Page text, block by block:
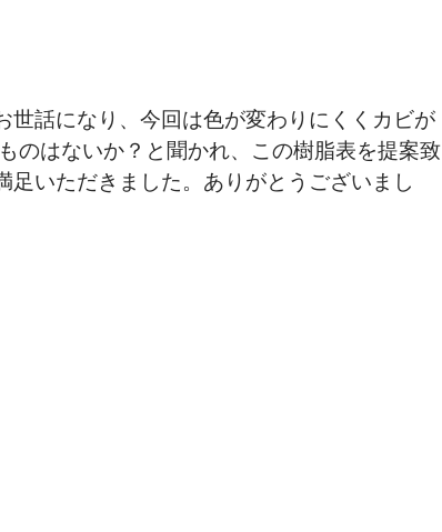
世話になり、今回は色が変わりにくくカビが
のはないか？と聞かれ、この樹脂表を提案致
足いただきました。ありがとうございまし